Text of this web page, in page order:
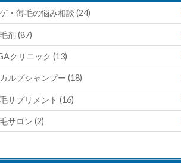
・薄毛の悩み相談(24)
剤(87)
クリニック(13)
ルプシャンプー(18)
サプリメント(16)
サロン(2)